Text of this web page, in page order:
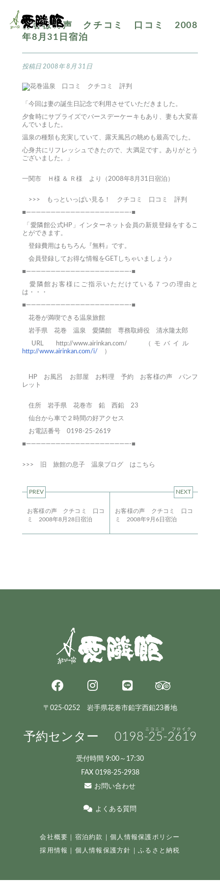
お客様の声 クチコミ 口コミ 2008
年8月31日宿泊
投稿日 2008年 8月 31日
「今回は妻の誕生日記念で利用させていただきました。
夕食時にサプライズでバースデーケーキもあり、妻も大変喜
んでいました。
温泉の種類も充実していて、露天風呂の眺めも最高でした。
心身共にリフレッシュできたので、大満足です。ありがとう
ございました。」
一関市 Ｈ様 ＆ Ｒ様 より（2008年8月31日宿泊）
>>> もっといっぱい見る！ クチコミ 口コミ
評判
■—————————————————————-■
「愛隣館公式HP」インターネット会員の新規登録をするこ
とができます。
登録費用はもちろん『無料』です。
会員登録してお得な情報をGETしちゃいましょう♪
■—————————————————————-■
愛隣館お客様にご指示いただけている７つの理由と
は・・・
■—————————————————————-■
花巻が満喫できる温泉旅館
岩手県 花巻 温泉 愛隣館 専務取締役 清水隆太郎
URL
http://www.airinkan.com/ （モバイル
http://www.airinkan.com/i/ ）
HP お風呂 お部屋 お料理 予約 お客様の声
パンフ
レット
住所 岩手県 花巻市 鉛 西鉛 23
仙台から車で２時間の好アクセス
お電話番号 0198-25-2619
■—————————————————————-■
>>> 旧 旅館の息子 温泉ブログ はこちら
PREV
お客様の声 クチコミ 口コ
ミ 2008年8月28日宿泊
NEXT
お客様の声 クチコミ 口コ
ミ 2008年9月6日宿泊
〒025-0252 岩手県花巻市鉛字西鉛23番地
予約センター 0198-25-2619
受付時間 9:00～17:30
FAX 0198-25-2938
お問い合わせ
よくある質問
会社概要 宿泊約款 ｜個人情報保護ポリシー
採用情報 個人情報保護方針 ｜ふるさと納税